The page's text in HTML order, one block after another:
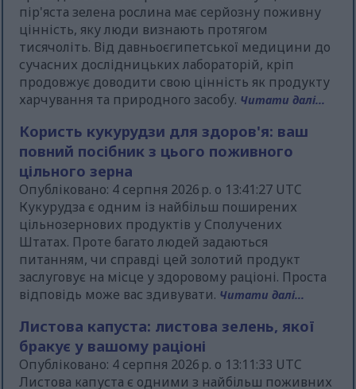
пір'яста зелена рослина має серйозну поживну
цінність, яку люди визнають протягом
тисячоліть. Від давньоєгипетської медицини до
сучасних дослідницьких лабораторій, кріп
продовжує доводити свою цінність як продукту
харчування та природного засобу. Читати далі...
Користь кукурудзи для здоров'я: ваш
повний посібник з цього поживного
цільного зерна
Опубліковано: 4 серпня 2026 р. о 13:41:27 UTC
Кукурудза є одним із найбільш поширених
цільнозернових продуктів у Сполучених
Штатах. Проте багато людей задаються
питанням, чи справді цей золотий продукт
заслуговує на місце у здоровому раціоні. Проста
відповідь може вас здивувати. Читати далі...
Листова капуста: листова зелень, якої
бракує у вашому раціоні
Опубліковано: 4 серпня 2026 р. о 13:11:33 UTC
Листова капуста є одними з найбільш поживних